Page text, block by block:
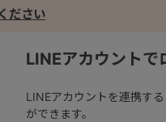
ださい
LINEアカウントで
LINEアカウントを連携す
ができます。